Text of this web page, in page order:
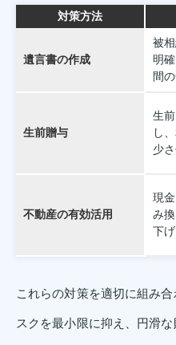
対策方法
遺言書の作成
被
明
間
生前贈与
生
し
少さ
不動産の有効活用
現
み
下げ
これらの対策を適切に組み
スクを最小限に抑え、円滑